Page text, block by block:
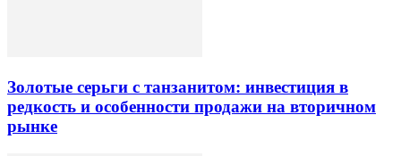
Золотые серьги с танзанитом: инвестиция в
редкость и особенности продажи на вторичном
рынке